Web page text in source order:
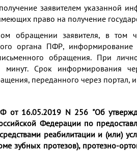
получение заявителем указанной
право на получение
обращении заявителя, в том
органа ПФР,
обращения. При
Срок информирования
переданного через портал,
от 16.05.2019 N 256 "Об
Федерации по
реабилитации и (или)
зубных протезов), протезно-